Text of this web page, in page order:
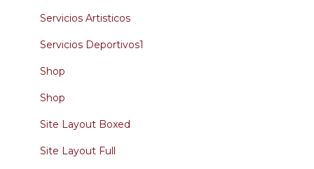
Servicios Artisticos
Servicios Deportivos1
Shop
Shop
Site Layout Boxed
Site Layout Full